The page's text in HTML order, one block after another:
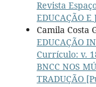
Revista
EDUCAÇÃO E
Camila Costa
EDUCAÇÃO
Currículo: v.
BNCC NOS
TRADUÇÃO